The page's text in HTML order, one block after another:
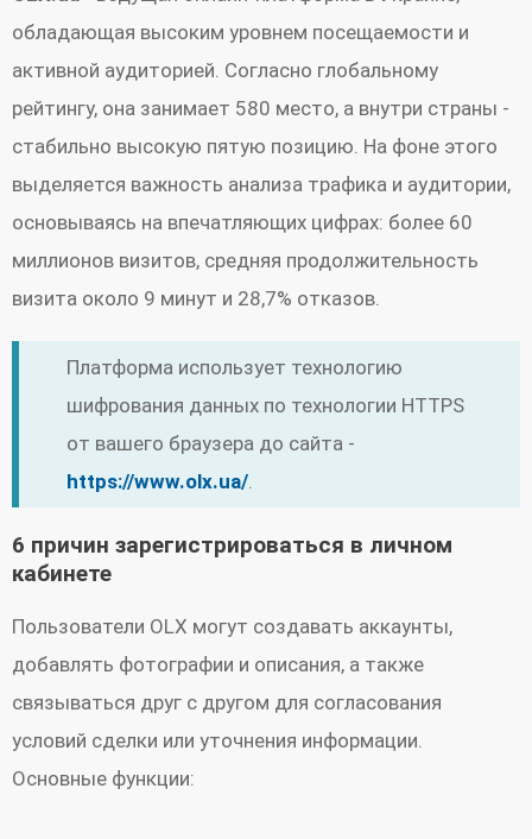
обладающая высоким уровнем посещаемости и
активной аудиторией. Согласно глобальному
рейтингу, она занимает 580 место, а внутри страны -
стабильно высокую пятую позицию. На фоне этого
выделяется важность анализа трафика и аудитории,
основываясь на впечатляющих цифрах: более 60
миллионов визитов, средняя продолжительность
визита около 9 минут и 28,7% отказов.
Платформа использует технологию
шифрования данных по технологии HTTPS
от вашего браузера до сайта -
https://www.olx.ua/
6 причин зарегистрироваться в личном
кабинете
Пользователи OLX могут создавать аккаунты,
добавлять фотографии и описания, а также
связываться друг с другом для согласования
условий сделки или уточнения информации.
Основные функции: